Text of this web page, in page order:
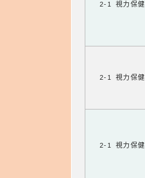
2-1 視力保健
2-1 視力保健
2-1 視力保健